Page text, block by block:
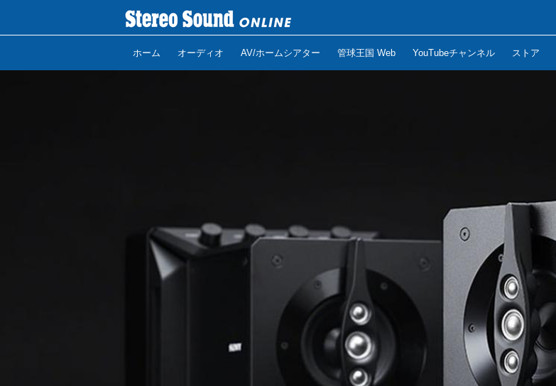
ホーム オーディオ AV/ホームシアター 管球王国 Web YouTubeチャンネル ストア